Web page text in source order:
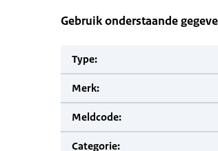
Gebruik onderstaande
Type:
Merk:
Meldcode:
Categorie: